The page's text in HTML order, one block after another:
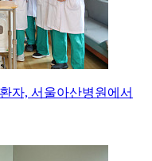
자, 서울아산병원에서